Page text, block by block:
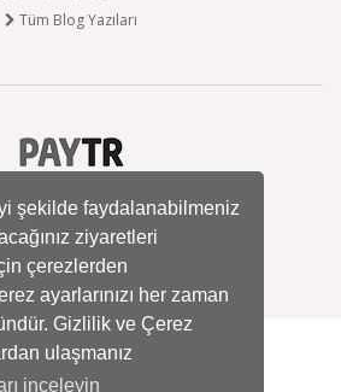
şekilde faydalanabilmeniz
ziyaretleri
çerezlerden
ayarlarınızı her zaman
Gizlilik ve Çerez
ulaşmanız
inceleyin
Tüm Blog Yazıları